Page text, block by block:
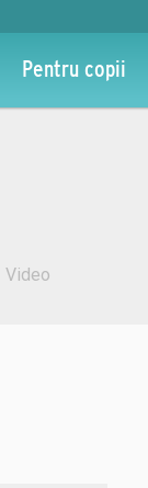
Pentru copii
Video